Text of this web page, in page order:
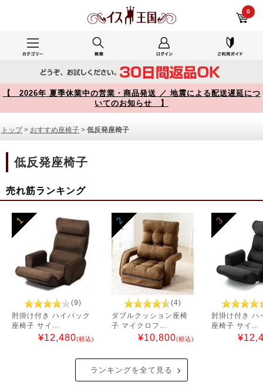
0
【 2026年 夏季休業中の営業・商品発送 ／ 地震による配送遅延につ
いてのお知らせ 】
トップ> おすすめ座椅子 > 低反発座椅子
低反発座椅子
売れ筋ランキング
1
(9)
肘掛け付き ハイバック
座椅子 サイ...
¥12,480(税込)
2
(4)
ダブルクッション座椅
子 マイクロフ...
¥10,800(税込)
3
肘掛け付き ハ
座椅子 サイ...
¥
ランキングを全て見る